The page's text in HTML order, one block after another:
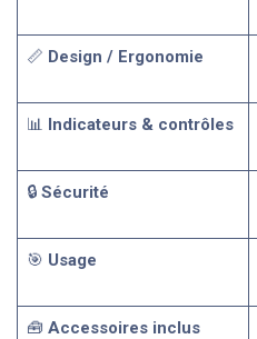
📏 Design / Ergonomie
📊 Indicateurs & contrôles
🔒 Sécurité
🎯 Usage
🧰 Accessoires inclus